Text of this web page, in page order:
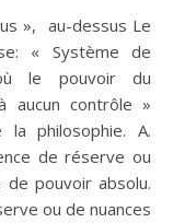
« Système de
le pouvoir du
aucun contrôle »
la philosophie. A.
de réserve ou
de pouvoir absolu.
ou de nuances